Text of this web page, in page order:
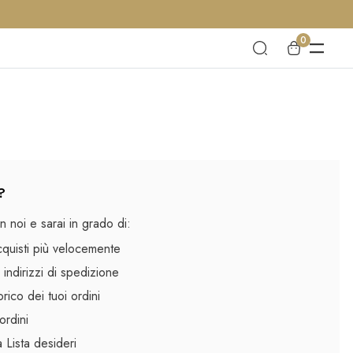
0
noi e sarai in grado di:
più velocemente
indirizzi di spedizione
dei tuoi ordini
Lista desideri